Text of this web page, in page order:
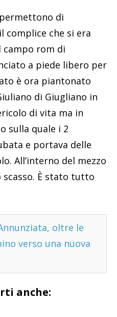
di
complice che si era
campo rom di
a piede libero per
è ora piantonato
di Giugliano in
di vita ma in
sulla quale i 2
e portava delle
All’interno del mezzo
È stato tutto
oltre le
verso una nuova
anche: